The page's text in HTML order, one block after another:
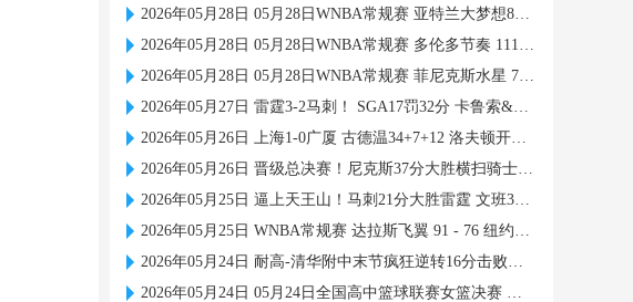
2026年05月28日 05月28日WNBA常规赛 亚特兰大梦想81-96明尼苏达山猫 全场集锦
2026年05月28日 05月28日WNBA常规赛 多伦多节奏 111 - 104 芝加哥天空 集锦
2026年05月28日 05月28日WNBA常规赛 菲尼克斯水星 74 - 84 纽约自由人 集锦
2026年05月27日 雷霆3-2马刺！ SGA17罚32分 卡鲁索&魔仙合砍42分 文班15中4
2026年05月26日 上海1-0广厦 古德温34+7+12 洛夫顿开场伤退 孙铭徽0分&5失误
2026年05月26日 晋级总决赛！尼克斯37分大胜横扫骑士 唐斯19分 哈登2球5失误
2026年05月25日 逼上天王山！马刺21分大胜雷霆 文班33+8+5 亚历山大19+7
2026年05月25日 WNBA常规赛 达拉斯飞翼 91 - 76 纽约自由人 集锦
2026年05月24日 耐高-清华附中末节疯狂逆转16分击败回浦中学夺得校史第15冠
2026年05月24日 05月24日全国高中篮球联赛女篮决赛 济源一中 56 - 76 东北师大附中 全场集锦